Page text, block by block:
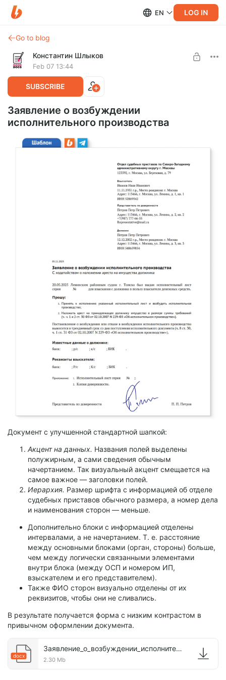
EN LOG IN
Go to blog
Константин Шлыков
Feb 07 13:44
SUBSCRIBE
Заявление о возбуждении
исполнительного производства
Документ с улучшенной стандартной шапкой:
Акцент на данных. Названия полей выделены
полужирным, а сами сведения обычным
начертанием. Так визуальный акцент смещается на
самое важное — заголовки полей.
Иерархия. Размер шрифта с информацией об отделе
судебных приставов обычного размера, а номер дела
и наименования сторон — меньше.
Дополнительно блоки с информацией отделены
интервалами, а не начертанием. Т. е. расстояние
между основными блоками (орган, стороны) больше,
чем между логически связанными элементами
внутри блока (между ОСП и номером ИП,
взыскателем и его представителем).
Также ФИО сторон визуально отделены от их
реквизитов, чтобы они не сливались.
В результате получается форма с низким контрастом в
привычном оформлении документа.
docx
Заявление_о_возбуждении_исполнительного_производства.docx
2.30 Mb